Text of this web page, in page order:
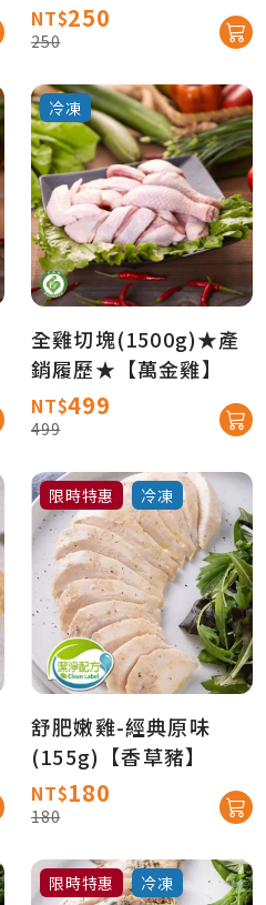
NT$250
250
冷凍
全雞切塊(1500g)★產
銷履歷★【萬金雞】
NT$499
499
限時特惠 冷凍
舒肥嫩雞-經典原味
(155g)【香草豬】
NT$180
180
限時特惠 冷凍